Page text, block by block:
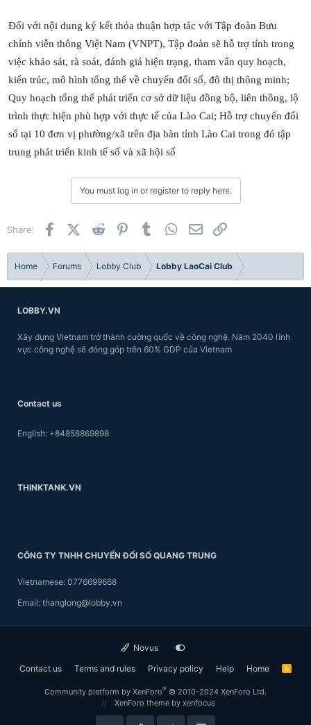
Đối với nội dung ký kết thỏa thuận hợp tác với Tập đoàn Bưu
chính viễn thông Việt Nam (VNPT), Tập đoàn sẽ hỗ trợ tỉnh trong
việc khảo sát, rà soát, đánh giá hiện trạng, tham vấn quy hoạch,
kiến trúc, mô hình tổng thể về chuyển đổi số, đô thị thông minh;
Quy hoạch tổng thể phát triển cơ sở dữ liệu đồng bộ, liên thông, lộ
trình thực hiện phù hợp với thực tế của Lào Cai; Hỗ trợ chuyển đổi
số tại 10 đơn vị phường/xã trên địa bàn tỉnh Lào Cai trong đó tập
trung phát triển kinh tế số và xã hội số
You must log in or register to reply here.
Share: FacebookX (Twitter)
Reddit PinterestTumblr WhatsApp
Email
Home Forums Lobby Club Lobby LaoCai Club
LOBBY.VN
Xây dựng Vietnam trở thành cường quốc về công nghệ. Năm 2040 lĩnh
vực công nghệ sẽ đóng góp trên 60% GDP của Vietnam
Contact us
English: +84858869898
THINKTANK.VN
CÔNG TY TNHH CHUYỂN ĐỔI SỐ QUANG TRUNG
Vietnamese: 0776699668
Email: thanglong@lobby.vn
Novus
Contact us
Terms and rules Privacy policy Help Home
R
Community platform by XenForo® © 2010-2024 XenForo Ltd.
XenForo theme by xenfocus